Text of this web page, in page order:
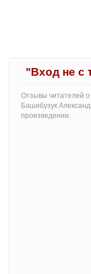
"Вход не с
Отзывы читателей о
Башибузук
произведении.